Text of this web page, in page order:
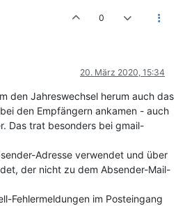
0
20. März 2020, 15:34
den Jahreswechsel herum auch das
den Empfängern ankamen - auch
Das trat besonders bei gmail-
Adresse verwendet und über
der nicht zu dem Absender-Mail-
Fehlermeldungen im Posteingang